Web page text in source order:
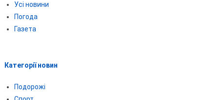
Усі новини
Погода
Газета
Категорії новин
Подорожі